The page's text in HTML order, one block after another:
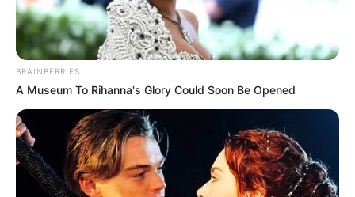
BRAINBERRIES
A Museum To Rihanna's Glory Could Soon Be Opened